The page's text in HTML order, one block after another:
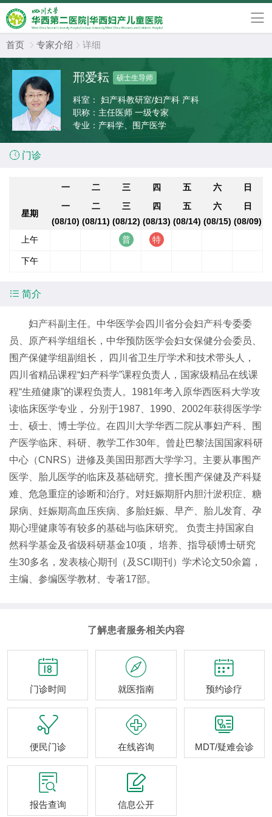
首页  专家介绍  详细
邢爱耘 硕士生导师
科室：
妇产科教研室/妇产科 产科
职称： 主任医师 一级专家
专业： 产科学、围产医学
 门诊
一 二 三 四 五 六 日
星期
一
(08/10)
二
(08/11)
三
(08/12)
四
(08/13)
五
(08/14)
六
(08/15)
日
(08/09)
上午
下午
 简介
妇产科副主任。中华医学会四川省分会妇产科专委委
员、原产科学组组长，中华预防医学会妇女保健分会委员、
围产保健学组副组长， 四川省卫生厅学术和技术带头人，
四川省精品课程“妇产科学”课程负责人，国家级精品在线课
程“生殖健康”的课程负责人。1981年考入原华西医科大学攻
读临床医学专业， 分别于1987、1990、2002年获得医学学
士、硕士、博士学位。在四川大学华西二院从事妇产科、围
产医学临床、科研、教学工作30年。曾赴巴黎法国国家科研
中心（CNRS）进修及美国田那西大学学习。主要从事围产
医学、胎儿医学的临床及基础研究。擅长围产保健及产科疑
难、危急重症的诊断和治疗。对妊娠期肝内胆汁淤积症、糖
尿病、妊娠期高血压疾病、多胎妊娠、早产、胎儿发育、孕
期心理健康等有较多的基础与临床研究。 负责主持国家自
然科学基金及省级科研基金10项， 培养、指导硕博士研究
生30多名，发表核心期刊（及SCI期刊）学术论文50余篇，
主编、参编医学教材、专著17部。
了解患者服务相关内容

门诊时间

就医指南

预约诊疗

便民门诊

在线咨询

MDT/疑难会诊

报告查询

信息公开